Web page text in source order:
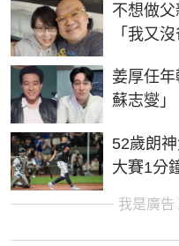
不想做
「我又
姜厚任
蘇志燮
52歲朗
大賽1分
我是廣告